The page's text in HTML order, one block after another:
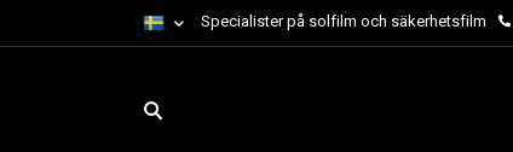
Specialister på solfilm och säkerhetsfilm